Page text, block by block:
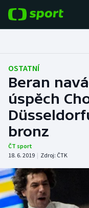
Fotbal
Hokej
Tenis
Atletika
DALŠÍ SPORTY
OSTATNÍ
Beran
úspěch
bronz
ČT sport
18. 6. 2019 | Zdroj: ČTK